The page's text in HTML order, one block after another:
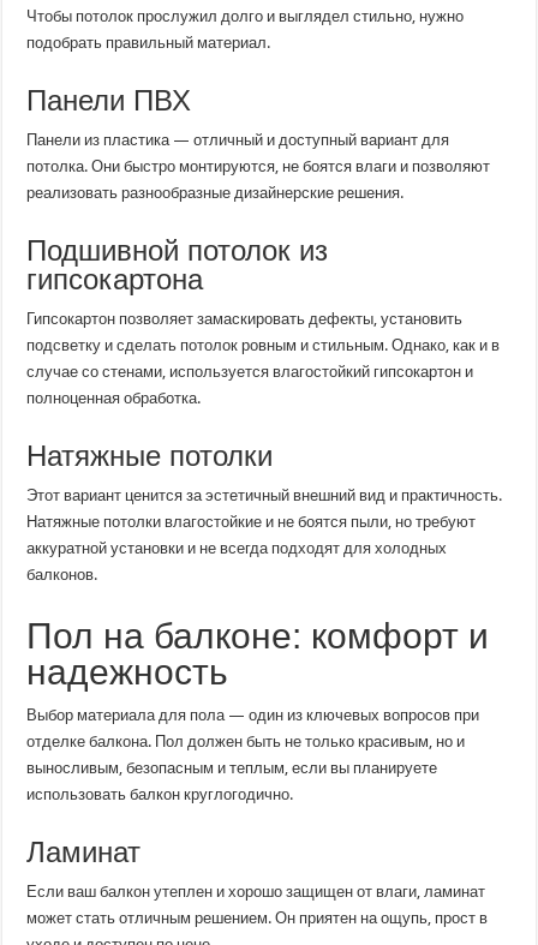
Чтобы потолок прослужил долго и выглядел стильно, нужно
подобрать правильный материал.
Панели ПВХ
Панели из пластика — отличный и доступный вариант для
потолка. Они быстро монтируются, не боятся влаги и позволяют
реализовать разнообразные дизайнерские решения.
Подшивной потолок из
гипсокартона
Гипсокартон позволяет замаскировать дефекты, установить
подсветку и сделать потолок ровным и стильным. Однако, как и в
случае со стенами, используется влагостойкий гипсокартон и
полноценная обработка.
Натяжные потолки
Этот вариант ценится за эстетичный внешний вид и практичность.
Натяжные потолки влагостойкие и не боятся пыли, но требуют
аккуратной установки и не всегда подходят для холодных
балконов.
Пол на балконе: комфорт и
надежность
Выбор материала для пола — один из ключевых вопросов при
отделке балкона. Пол должен быть не только красивым, но и
выносливым, безопасным и теплым, если вы планируете
использовать балкон круглогодично.
Ламинат
Если ваш балкон утеплен и хорошо защищен от влаги, ламинат
может стать отличным решением. Он приятен на ощупь, прост в